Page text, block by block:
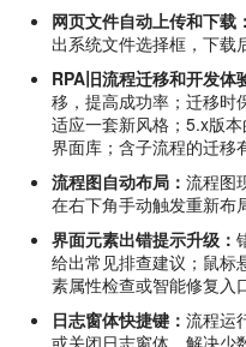
网页文件自动上传和下载：
出系统文件选择框，下载
RPA旧流程迁移和开发体
移，提高成功率；迁移时
适应一套新风格；5.x版
界面库；含子流程的迁移
流程图自动布局： 流程图
在右下角手动触发重新布
界面元素出错提示升级：
给出常见排查建议；鼠标
素属性检查或智能修复入
日志窗体快捷键： 流程运
或关闭日志窗体，解决少